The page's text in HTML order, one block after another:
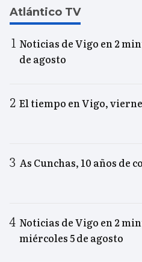
Atlántico TV
Noticias de Vigo en 2
de agosto
El tiempo en Vigo,
As Cunchas, 10 años de
Noticias de Vigo en 2
miércoles 5 de agosto